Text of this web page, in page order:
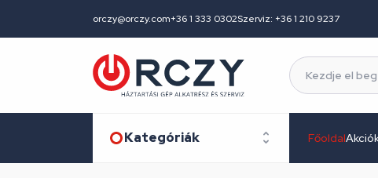
orczy@orczy.com+36 1 333 0302Szerviz: +36 1 210 9237
Kategóriák Főoldal